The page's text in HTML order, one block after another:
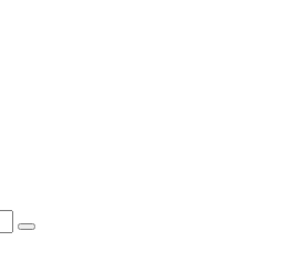
Rechercher